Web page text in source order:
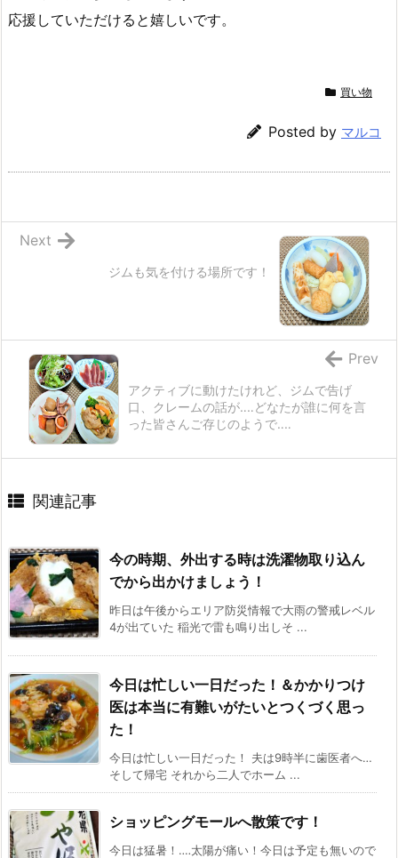
応援していただけると嬉しいです。
買い物
Posted by マルコ
ジムも気を付ける場所です！
Next
アクティブに動けたけれど、ジムで告げ
口、クレームの話が‥‥どなたが誰に何を言
った皆さんご存じのようで‥‥
Prev
関連記事
今の時期、外出する時は洗濯物取り込ん
でから出かけましょう！
昨日は午後からエリア防災情報で大雨の警戒レベル
4が出ていた 稲光で雷も鳴り出しそ ...
今日は忙しい一日だった！＆かかりつけ
医は本当に有難いがたいとつくづく思っ
た！
今日は忙しい一日だった！ 夫は9時半に歯医者へ…
そして帰宅 それから二人でホーム ...
ショッピングモールへ散策です！
今日は猛暑！‥‥太陽が痛い！今日は予定も無いので